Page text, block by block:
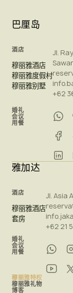
巴厘岛
酒店
穆丽雅酒店
穆丽雅度假村
穆丽雅别墅
婚礼
会议
用餐
Jl.
+62
雅加达
酒店
穆丽雅酒店
套房
婚礼
会议
用餐
Jl. Asia
+62 21
穆丽雅特权
穆丽雅礼物
博客